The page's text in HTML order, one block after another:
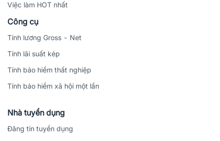
Việc làm HOT nhất
Công cụ
Tính lương Gross - Net
Tính lãi suất kép
Tính bảo hiểm thất nghiệp
Tính bảo hiểm xã hội một lần
Nhà tuyển dụng
Đăng tin tuyển dụng